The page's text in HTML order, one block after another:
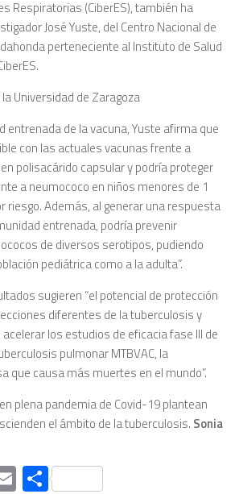
Respiratorias (CiberES), también ha
José Yuste, del Centro Nacional de
perteneciente al Instituto de Salud
la Universidad de Zaragoza
entrenada de la vacuna, Yuste afirma que
con las actuales vacunas frente a
polisacárido capsular y podría proteger
a neumococo en niños menores de 1
riesgo. Además, al generar una respuesta
entrenada, podría prevenir
de diversos serotipos, pudiendo
pediátrica como a la adulta”.
sugieren “el potencial de protección
diferentes de la tuberculosis y
los estudios de eficacia fase III de
pulmonar MTBVAC, la
que causa más muertes en el mundo”.
plena pandemia de Covid-19 plantean
el ámbito de la tuberculosis. Sonia
EmailCompartir